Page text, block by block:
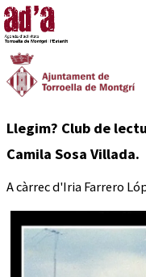
Llegim? Club de
Camila Sosa Villada.
A càrrec d'Iria Farrero